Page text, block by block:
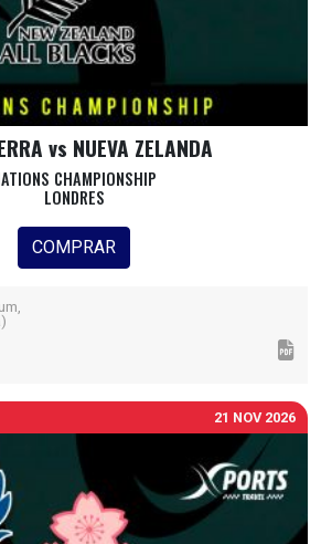
vs NUEVA ZELANDA
CHAMPIONSHIP
LONDRES
COMPRAR
21 NOV 2026